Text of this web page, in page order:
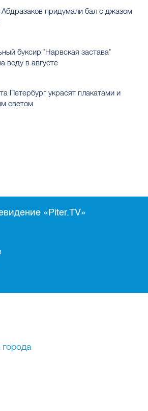
придумали бал с джазом
буксир "Нарвская застава"
воду в августе
Петербург украсят плакатами и
светом
«Piter.TV»